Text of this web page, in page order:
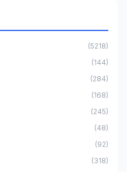
(5218)
(144)
(284)
(168)
(245)
(48)
(92)
(318)